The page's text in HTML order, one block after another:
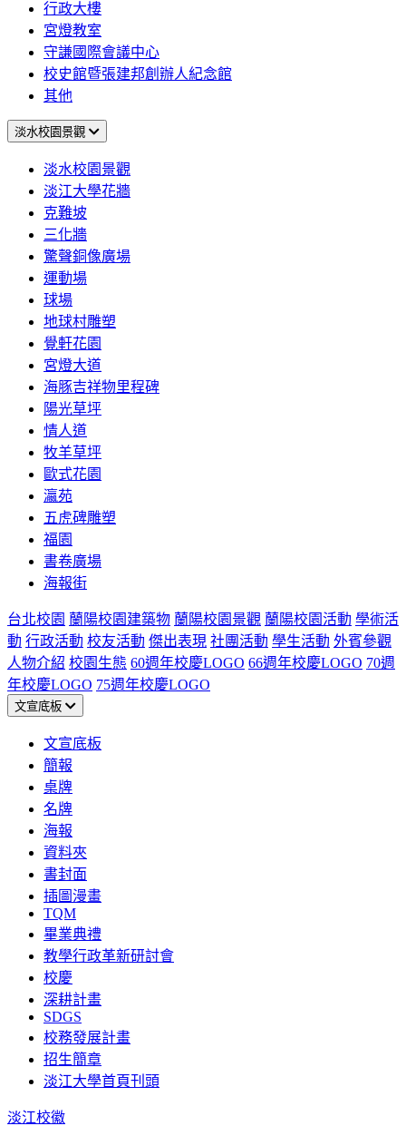
行政大樓
宮燈教室
守謙國際會議中心
校史館暨張建邦創辦人紀念館
其他
淡水校園景觀
淡水校園景觀
淡江大學花牆
克難坡
三化牆
驚聲銅像廣場
運動場
球場
地球村雕塑
覺軒花園
宮燈大道
海豚吉祥物里程碑
陽光草坪
情人道
牧羊草坪
歐式花園
瀛苑
五虎碑雕塑
福園
書卷廣場
海報街
台北校園 蘭陽校園建築物 蘭陽校園景觀 蘭陽校園活動 學術活
動 行政活動 校友活動 傑出表現 社團活動 學生活動 外賓參觀
人物介紹 校園生態 60週年校慶LOGO 66週年校慶LOGO 70週
年校慶LOGO 75週年校慶LOGO
文宣底板
文宣底板
簡報
桌牌
名牌
海報
資料夾
書封面
插圖漫畫
TQM
畢業典禮
教學行政革新研討會
校慶
深耕計畫
SDGS
校務發展計畫
招生簡章
淡江大學首頁刊頭
淡江校徽